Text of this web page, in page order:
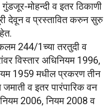
मोहन्दी व इतर ठिकाणी
देवून व प्रस्तावित करुन सुरु
कलम 244/1च्या तरतुदी व
विस्तार अधिनियम 1996,
1959 मधील प्रकरण तीन
व इतर पारंपारिक वन
2006, नियम 2008 व